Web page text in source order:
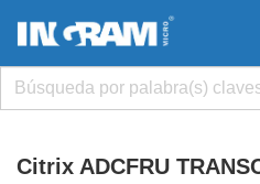
Citrix ADCFRU